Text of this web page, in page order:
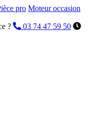
pro Moteur occasion
?
03 74 47 59 50